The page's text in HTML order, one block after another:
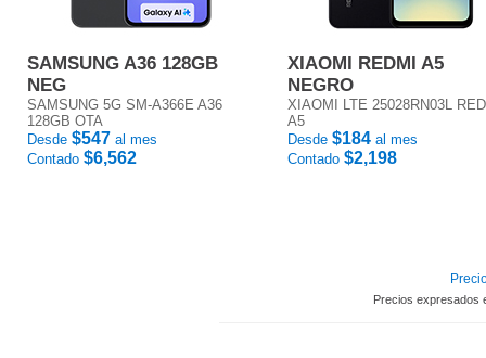
SAMSUNG A36 128GB
NEG
SAMSUNG 5G SM-A366E A36
128GB OTA
Desde $547 al mes
Contado $6,562
XIAOMI REDMI A5
NEGRO
XIAOMI LTE 25028RN03L
A5
Desde $184 al mes
Contado $2,198
Precios expresados